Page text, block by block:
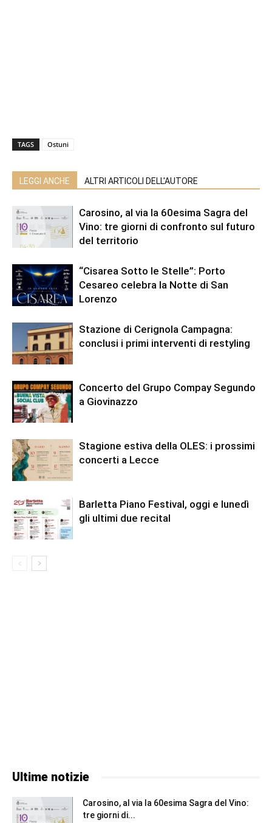
TAGS Ostuni
LEGGI ANCHE ALTRI ARTICOLI DELL'AUTORE
Carosino, al via la 60esima Sagra del
Vino: tre giorni di confronto sul futuro
del territorio
“Cisarea Sotto le Stelle”: Porto
Cesareo celebra la Notte di San
Lorenzo
Stazione di Cerignola Campagna:
conclusi i primi interventi di restyling
Concerto del Grupo Compay Segundo
a Giovinazzo
Stagione estiva della OLES: i prossimi
concerti a Lecce
Barletta Piano Festival, oggi e lunedì
gli ultimi due recital
Ultime notizie
Carosino, al via la 60esima Sagra del Vino:
tre giorni di...